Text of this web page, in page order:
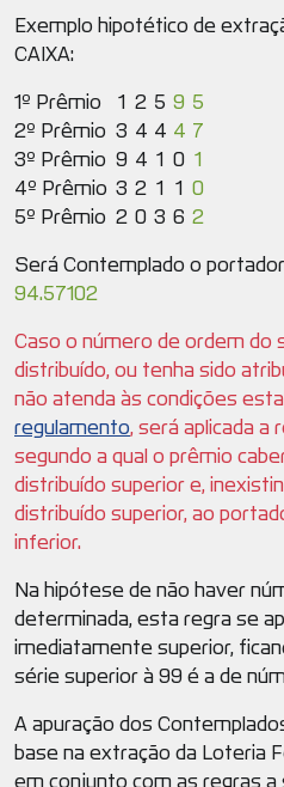
Exemplo hipotético de
CAIXA:
1º Prêmio
1 2 5 9 5
2º Prêmio 3 4 4 4 7
3º Prêmio 9 4 1 0 1
4º Prêmio 3 2 1 1 0
5º Prêmio 2 0 3 6 2
Será Contemplado o
94.57102
Caso o número de ordem do
distribuído, ou tenha sido
não atenda às condições
regulamento, será aplicada a
segundo a qual o prêmio
distribuído superior e,
distribuído superior, ao
inferior.
Na hipótese de não haver
determinada, esta regra se
imediatamente superior,
série superior à 99 é a de
A apuração dos
base na extração da Loteria
em conjunto com as regras a